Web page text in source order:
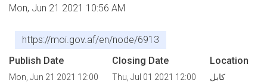
Mon, Jun 21 2021 10:56 AM
https://moi.gov.af/en/node/6913
Publish Date
Mon, Jun 21 2021 12:00
Closing Date
Thu, Jul 01 2021 12:00
Location
کابل